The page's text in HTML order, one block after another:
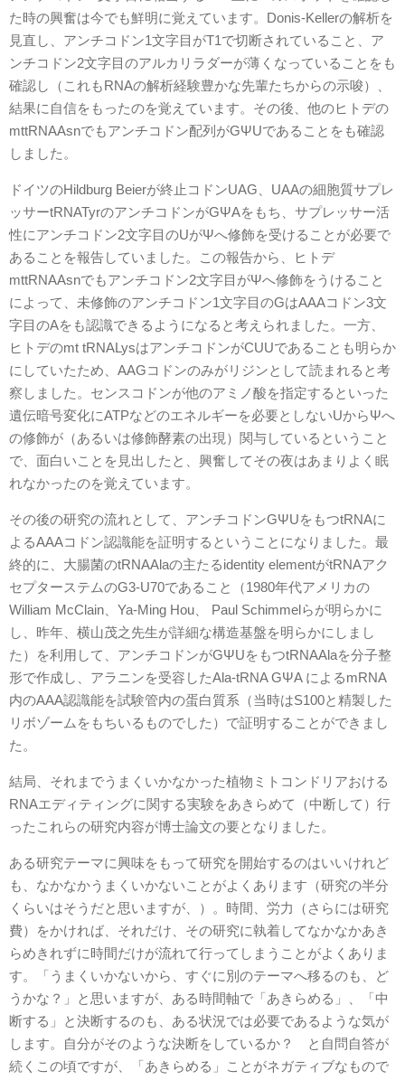
た時の興奮は今でも鮮明に覚えています。Donis-Kellerの解析を
見直し、アンチコドン1文字目がT1で切断されていること、ア
ンチコドン2文字目のアルカリラダーが薄くなっていることをも
確認し（これもRNAの解析経験豊かな先輩たちからの示唆）、
結果に自信をもったのを覚えています。その後、他のヒトデの
mttRNAAsnでもアンチコドン配列がGΨUであることをも確認
しました。
ドイツのHildburg Beierが終止コドンUAG、UAAの細胞質サプレ
ッサーtRNATyrのアンチコドンがGΨAをもち、サプレッサー活
性にアンチコドン2文字目のUがΨへ修飾を受けることが必要で
あることを報告していました。この報告から、ヒトデ
mttRNAAsnでもアンチコドン2文字目がΨへ修飾をうけること
によって、未修飾のアンチコドン1文字目のGはAAAコドン3文
字目のAをも認識できるようになると考えられました。一方、
ヒトデのmt tRNALysはアンチコドンがCUUであることも明らか
にしていたため、AAGコドンのみがリジンとして読まれると考
察しました。センスコドンが他のアミノ酸を指定するといった
遺伝暗号変化にATPなどのエネルギーを必要としないUからΨへ
の修飾が（あるいは修飾酵素の出現）関与しているということ
で、面白いことを見出したと、興奮してその夜はあまりよく眠
れなかったのを覚えています。
その後の研究の流れとして、アンチコドンGΨUをもつtRNAに
よるAAAコドン認識能を証明するということになりました。最
終的に、大腸菌のtRNAAlaの主たるidentity elementがtRNAアク
セプターステムのG3-U70であること（1980年代アメリカの
William McClain、Ya-Ming Hou、 Paul Schimmelらが明らかに
し、昨年、横山茂之先生が詳細な構造基盤を明らかにしまし
た）を利用して、アンチコドンがGΨUをもつtRNAAlaを分子整
形で作成し、アラニンを受容したAla-tRNA GΨA によるmRNA
内のAAA認識能を試験管内の蛋白質系（当時はS100と精製した
リボゾームをもちいるものでした）で証明することができまし
た。
結局、それまでうまくいかなかった植物ミトコンドリアおける
RNAエディティングに関する実験をあきらめて（中断して）行
ったこれらの研究内容が博士論文の要となりました。
ある研究テーマに興味をもって研究を開始するのはいいけれど
も、なかなかうまくいかないことがよくあります（研究の半分
くらいはそうだと思いますが、）。時間、労力（さらには研究
費）をかければ、それだけ、その研究に執着してなかなかあき
らめきれずに時間だけが流れて行ってしまうことがよくありま
す。「うまくいかないから、すぐに別のテーマへ移るのも、ど
うかな？」と思いますが、ある時間軸で「あきらめる」、「中
断する」と決断するのも、ある状況では必要であるような気が
します。自分がそのような決断をしているか？ と自問自答が
続くこの頃ですが、「あきらめる」ことがネガティブなもので